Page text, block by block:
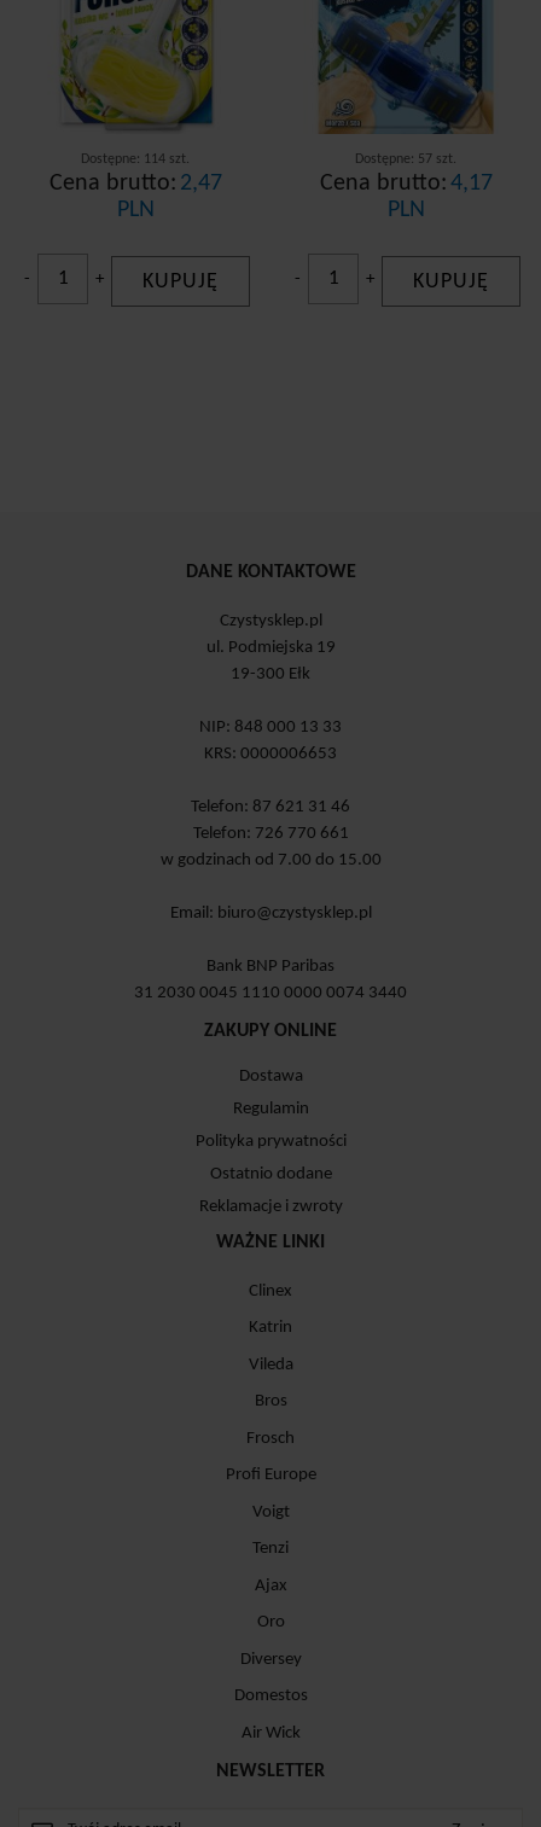
Dostępne: 114 szt.
Cena brutto: 2,47
PLN
- + KUPUJĘ
Dostępne: 57 szt.
Cena brutto: 4,17
PLN
- + KUPUJĘ
DANE KONTAKTOWE
Czystysklep.pl
ul. Podmiejska 19
19-300 Ełk
NIP: 848 000 13 33
KRS: 0000006653
Telefon: 87 621 31 46
Telefon: 726 770 661
w godzinach od 7.00 do 15.00
Email: biuro@czystysklep.pl
Bank BNP Paribas
31 2030 0045 1110 0000 0074 3440
ZAKUPY ONLINE
Dostawa
Regulamin
Polityka prywatności
Ostatnio dodane
Reklamacje i zwroty
WAŻNE LINKI
Clinex
Katrin
Vileda
Bros
Frosch
Profi Europe
Voigt
Tenzi
Ajax
Oro
Diversey
Domestos
Air Wick
NEWSLETTER